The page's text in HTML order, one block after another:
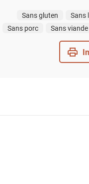
Sans gluten Sans
Sans porc
Sans viande